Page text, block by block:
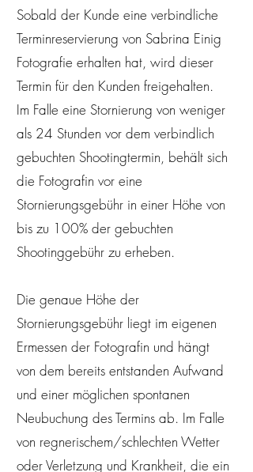
Sobald der Kunde eine verbindliche
Terminreservierung von Sabrina Einig
Fotografie erhalten hat, wird dieser
Termin für den Kunden freigehalten.
Im Falle eine Stornierung von weniger
als 24 Stunden vor dem verbindlich
gebuchten Shootingtermin, behält sich
die Fotografin vor eine
Stornierungsgebühr in einer Höhe von
bis zu 100% der gebuchten
Shootinggebühr zu erheben.
Die genaue Höhe der
Stornierungsgebühr liegt im eigenen
Ermessen der Fotografin und hängt
von dem bereits entstanden Aufwand
und einer möglichen spontanen
Neubuchung des Termins ab. Im Falle
von regnerischem/schlechten Wetter
oder Verletzung und Krankheit, die ein